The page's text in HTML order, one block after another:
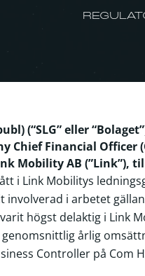
(“SLG” eller
Chief Financial Officer
Mobility AB (”Link”),
i Link Mobilitys
involverad i arbetet
högst delaktig i Link
årlig
Controller på Com